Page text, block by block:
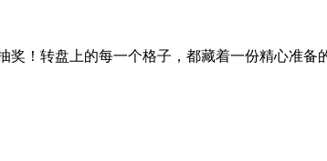
奖！转盘上的每一个格子，都藏着一份精心准备